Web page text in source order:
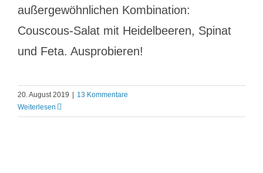
außergewöhnlichen Kombination:
Couscous-Salat mit Heidelbeeren, Spinat
und Feta. Ausprobieren!
20. August 2019
13 Kommentare
Weiterlesen